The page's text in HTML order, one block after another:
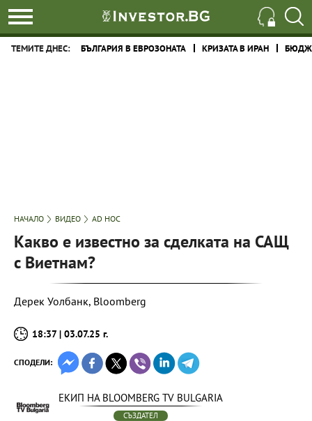
ТЕМИТЕ ДНЕС: БЪЛГАРИЯ В ЕВРОЗОНАТА КРИЗАТА В ИРАН
НАЧАЛО ВИДЕО AD HOC
Какво е известно за сделката на САЩ
с Виетнам?
Дерек Уолбанк, Bloomberg
18:37 | 03.07.25 г.
СПОДЕЛИ:
ЕКИП НА BLOOMBERG TV BULGARIA
СЪЗДАТЕЛ